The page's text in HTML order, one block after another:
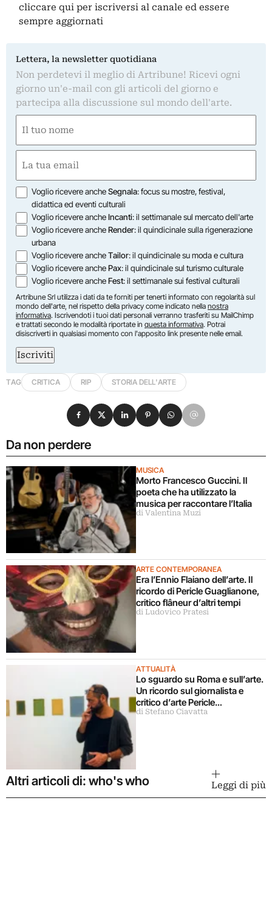
cliccare qui per iscriversi al canale ed essere
sempre aggiornati
Lettera, la newsletter quotidiana
Non perdetevi il meglio di Artribune! Ricevi ogni
giorno un'e-mail con gli articoli del giorno e
partecipa alla discussione sul mondo dell'arte.
(Required)
First
(Required)
Opzioni
Voglio ricevere ancheSegnala: focus su mostre, festival,
didattica ed eventi culturali
Voglio ricevere ancheIncanti: il settimanale sul mercato dell'arte
Voglio ricevere ancheRender: il quindicinale sulla rigenerazione
urbana
Voglio ricevere ancheTailor: il quindicinale su moda e cultura
Voglio ricevere anchePax: il quindicinale sul turismo culturale
Voglio ricevere ancheFest: il settimanale sui festival culturali
Artribune Srl utilizza i dati da te forniti per tenerti informato con regolarità sul
mondo dell'arte, nel rispetto della privacy come indicato nella nostra
informativa. Iscrivendoti i tuoi dati personali verranno trasferiti su MailChimp
e trattati secondo le modalità riportate in questa informativa. Potrai
disiscriverti in qualsiasi momento con l'apposito link presente nelle email.
Iscriviti
TAG CRITICA RIP STORIA DELL'ARTE
Da non perdere
MUSICA
Morto Francesco Guccini. Il
poeta che ha utilizzato la
musica per raccontare l’Italia
di Valentina Muzi
ARTE CONTEMPORANEA
Era l’Ennio Flaiano dell’arte. Il
ricordo di Pericle Guaglianone,
critico flâneur d’altri tempi
di Ludovico Pratesi
ATTUALITÀ
Lo sguardo su Roma e sull’arte.
Un ricordo sul giornalista e
critico d’arte Pericle
Guaglianone
di Stefano Ciavatta
Condividi su Facebook
Condividi su X
Condividi su LinkedIn
Condividi su Pinterest
Condividi su WhatsApp
Condividi su Email
Altri articoli di: who's who Leggi di più